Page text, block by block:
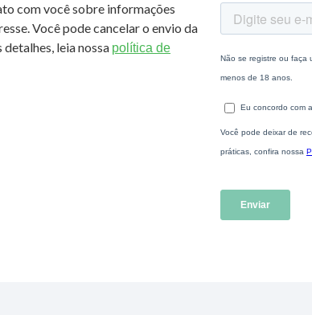
com você sobre informações
Você pode cancelar o envio da
leia nossa política de